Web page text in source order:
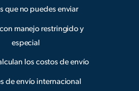
que no puedes enviar
manejo restringido y
especial
los costos de envío
de envío internacional